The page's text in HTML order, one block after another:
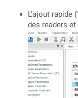
L’ajout rapide
des readers